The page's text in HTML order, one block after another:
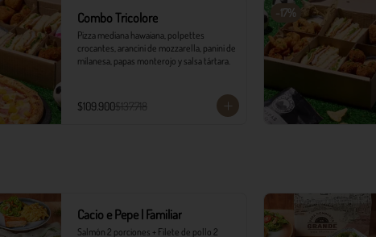
Combo Tricolore
Pizza mediana hawaiana, polpettes
crocantes, arancini de mozzarella, panini de
milanesa, papas monterojo y salsa tártara.
$109.900$137.718
-17%
Cacio e Pepe | Familiar
Salmón 2 porciones + Filete de pollo 2